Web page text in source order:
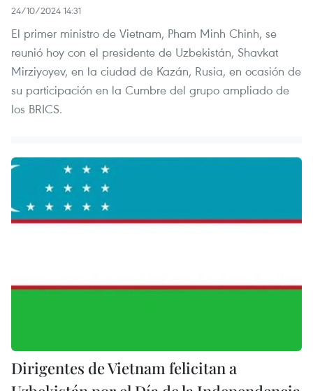
24/10/2024 14:31
El primer ministro de Vietnam, Pham Minh Chinh, se
reunió hoy con el presidente de Uzbekistán, Shavkat
Mirziyoyev, en la ciudad de Kazán, Rusia, en ocasión de
su participación en la Cumbre del grupo ampliado de
los BRICS.
Dirigentes de Vietnam felicitan a